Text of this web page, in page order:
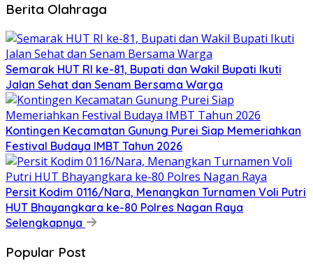
Berita Olahraga
Semarak HUT RI ke-81, Bupati dan Wakil Bupati Ikuti
Jalan Sehat dan Senam Bersama Warga
Kontingen Kecamatan Gunung Purei Siap Memeriahkan
Festival Budaya IMBT Tahun 2026
Persit Kodim 0116/Nara, Menangkan Turnamen Voli Putri
HUT Bhayangkara ke-80 Polres Nagan Raya
Selengkapnya
Popular Post